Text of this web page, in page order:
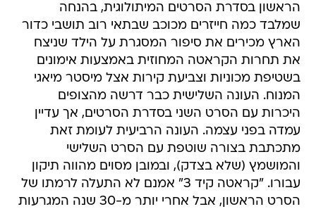
הראשון בסדרת הסרטים המיתולוגית, בהנחה
שמלבד כמה חייזרים מכוכב שבתאי רוב תושבי כדור
הארץ מכירים את סיפור המסגרת על הילד שניצח
את תחרות הקראטה המחוזית באמצעות אימונים
בשטיפת מכוניות וצביעת קירות אצל מיסטר מיאגי
המנוח. העונה השלישית כבר דרשה מהצופים
היכרות עם הסרט השני בסדרת הסרטים, אך עדיין
עמדה בפני עצמה. העונה הרביעית לעומת זאת
מתכתבת בצורה שוטפת עם הסרט השלישי
והמושמץ (שלא בצדק), ובמובן מסוים מהווה תיקון
עבורו. "קראטה קיד 3" אמנם לא התעלה לרמתו של
הסרט הראשון, אבל אחרי יותר מ-30 שנה המגרעות